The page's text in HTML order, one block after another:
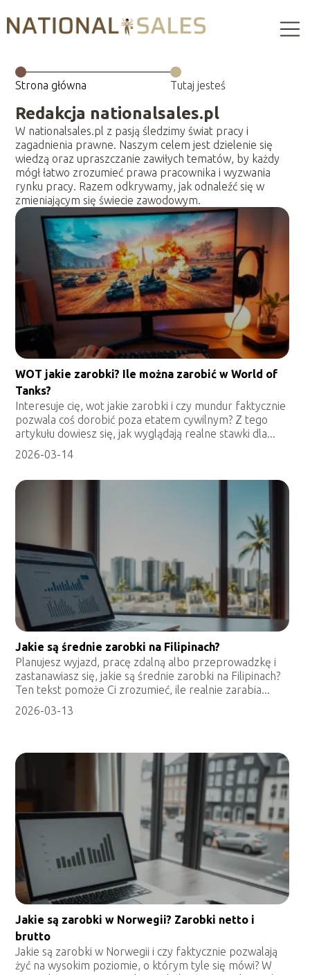
Strona główna Tutaj jesteś
Redakcja nationalsales.pl
W nationalsales.pl z pasją śledzimy świat pracy i
zagadnienia prawne. Naszym celem jest dzielenie się
wiedzą oraz upraszczanie zawiłych tematów, by każdy
mógł łatwo zrozumieć prawa pracownika i wyzwania
rynku pracy. Razem odkrywamy, jak odnaleźć się w
zmieniającym się świecie zawodowym.
WOT jakie zarobki? Ile można zarobić w World of
Tanks?
Interesuje cię, wot jakie zarobki i czy mundur faktycznie
pozwala coś dorobić poza etatem cywilnym? Z tego
artykułu dowiesz się, jak wyglądają realne stawki dla...
2026-03-14
Jakie są średnie zarobki na Filipinach?
Planujesz wyjazd, pracę zdalną albo przeprowadzkę i
zastanawiasz się, jakie są średnie zarobki na Filipinach?
Ten tekst pomoże Ci zrozumieć, ile realnie zarabia...
2026-03-13
Jakie są zarobki w Norwegii? Zarobki netto i
brutto
Jakie są zarobki w Norwegii i czy faktycznie pozwalają
żyć na wysokim poziomie, o którym tyle się mówi? W